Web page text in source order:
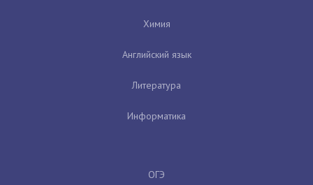
Химия
Английский язык
Литература
Информатика
ОГЭ